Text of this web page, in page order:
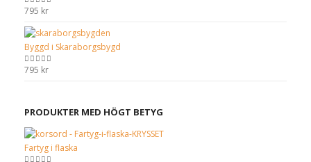
0out of 5
795 kr
Byggd i Skaraborgsbygd
0out of 5
795 kr
PRODUKTER MED HÖGT BETYG
Fartyg i flaska